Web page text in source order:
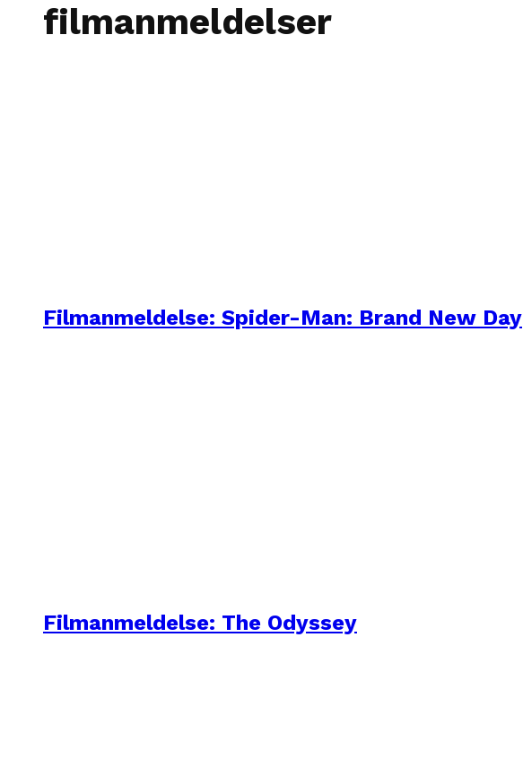
filmanmeldelser
Filmanmeldelse: Spider-Man: Brand New Day
Filmanmeldelse: The Odyssey